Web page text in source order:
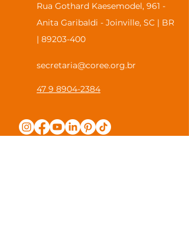
Rua Gothard Kaesemodel, 961 -
Anita Garibaldi - Joinville, SC | BR
| 89203-400
secretaria@coree.org.br
47 9 8904-2384